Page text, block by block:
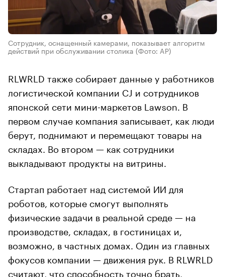
Сотрудник, оснащенный камерами, показывает алгоритм
действий при обслуживании столика (Фото: AP)
RLWRLD также собирает данные у работников
логистической компании CJ и сотрудников
японской сети мини-маркетов Lawson. В
первом случае компания записывает, как люди
берут, поднимают и перемещают товары на
складах. Во втором — как сотрудники
выкладывают продукты на витрины.
Стартап работает над системой ИИ для
роботов, которые смогут выполнять
физические задачи в реальной среде — на
производстве, складах, в гостиницах и,
возможно, в частных домах. Один из главных
фокусов компании — движения рук. В RLWRLD
считают, что способность точно брать,